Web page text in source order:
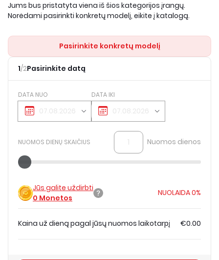
Jums bus pristatyta viena iš šios kategorijos įrangų.
Norėdami pasirinkti konkretų modelį, eikite į katalogą.
Pasirinkite konkretų modelį
1/2Pasirinkite datą
DATA NUO DATA IKI
NUOMOS DIENŲ SKAIČIUS Nuomos dienos
Jūs galite uždirbti
0 Monetos
NUOLAIDA0%
Kaina už dieną pagal jūsų nuomos laikotarpį €0.00